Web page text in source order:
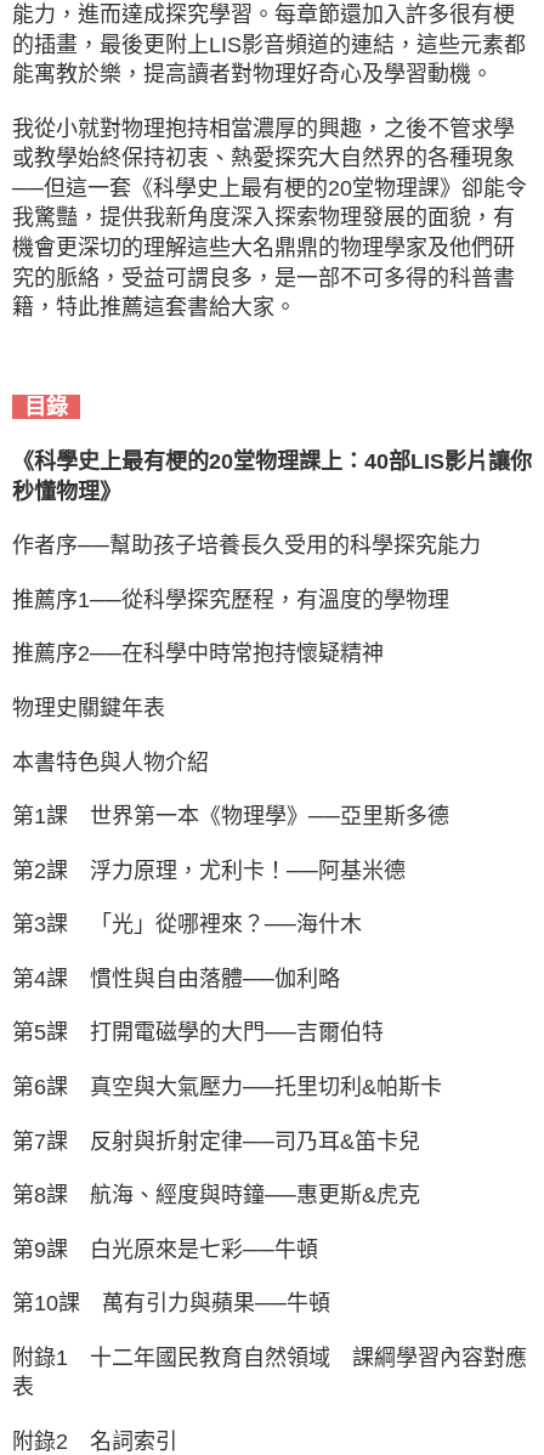
能力，進而達成探究學習。每章節還加入許多很有梗
的插畫，最後更附上LIS影音頻道的連結，這些元素都
能寓教於樂，提高讀者對物理好奇心及學習動機。
我從小就對物理抱持相當濃厚的興趣，之後不管求學
或教學始終保持初衷、熱愛探究大自然界的各種現象
──但這一套《科學史上最有梗的20堂物理課》卻能令
我驚豔，提供我新角度深入探索物理發展的面貌，有
機會更深切的理解這些大名鼎鼎的物理學家及他們研
究的脈絡，受益可謂良多，是一部不可多得的科普書
籍，特此推薦這套書給大家。
目錄
《科學史上最有梗的20堂物理課上：40部LIS影片讓你
秒懂物理》
作者序──幫助孩子培養長久受用的科學探究能力
推薦序1──從科學探究歷程，有溫度的學物理
推薦序2──在科學中時常抱持懷疑精神
物理史關鍵年表
本書特色與人物介紹
第1課 世界第一本《物理學》──亞里斯多德
第2課 浮力原理，尤利卡！──阿基米德
第3課 「光」從哪裡來？──海什木
第4課 慣性與自由落體──伽利略
第5課 打開電磁學的大門──吉爾伯特
第6課 真空與大氣壓力──托里切利&帕斯卡
第7課 反射與折射定律──司乃耳&笛卡兒
第8課 航海、經度與時鐘──惠更斯&虎克
第9課 白光原來是七彩──牛頓
第10課 萬有引力與蘋果──牛頓
附錄1 十二年國民教育自然領域 課綱學習內容對應
表
附錄2 名詞索引